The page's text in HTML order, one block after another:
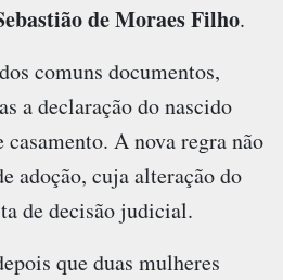
de Moraes Filho.
comuns documentos,
a declaração do nascido
A nova regra não
adoção, cuja alteração do
de decisão judicial.
que duas mulheres